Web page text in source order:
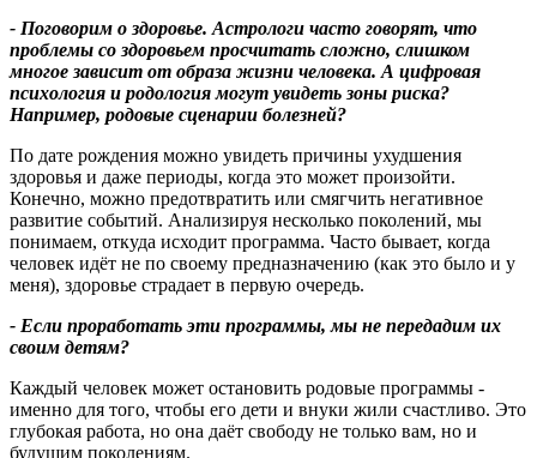
- Поговорим о здоровье. Астрологи часто говорят, что
проблемы со здоровьем просчитать сложно, слишком
многое зависит от образа жизни человека.А цифровая
психология и родология могут увидеть зоны риска?
Например, родовые сценарии болезней?
По дате рождения можно увидеть причины ухудшения
здоровья и даже периоды, когда это может произойти.
Конечно, можно предотвратить или смягчить негативное
развитие событий. Анализируя несколько поколений, мы
понимаем, откуда исходит программа. Часто бывает, когда
человек идёт не по своему предназначению (как это было и у
меня), здоровье страдает в первую очередь.
- Если проработать эти программы,мы не передадим их
своим детям?
Каждый человек может остановить родовые программы -
именно для того, чтобы его дети и внуки жили счастливо. Это
глубокая работа, но она даёт свободу не только вам, но и
будущим поколениям.